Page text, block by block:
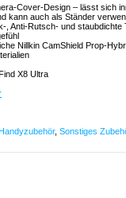
Cover-Design – lässt sich
kann auch als Ständer
, Anti-Rutsch- und staubdichte
Nillkin CamShield Prop-
X8 Ultra
Handyzubehör, Sonstiges